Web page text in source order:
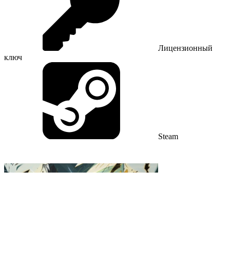
Лицензионный
ключ
Steam